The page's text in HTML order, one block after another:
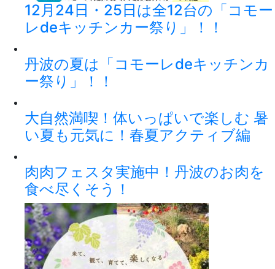
12月24日・25日は全12台の「コモー
レdeキッチンカー祭り」！！
丹波の夏は「コモーレdeキッチンカ
ー祭り」！！
大自然満喫！体いっぱいで楽しむ 暑
い夏も元気に！春夏アクティブ編
肉肉フェスタ実施中！丹波のお肉を
食べ尽くそう！